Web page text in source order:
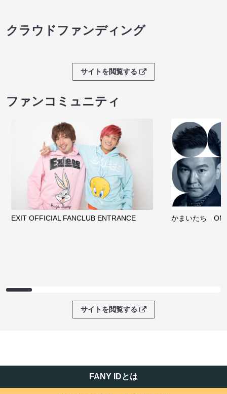
クラウドファンディング
サイトを閲覧する
ファンコミュニティ
EXIT OFFICIAL FANCLUB ENTRANCE かまいたち
サイトを閲覧する
FANY IDとは